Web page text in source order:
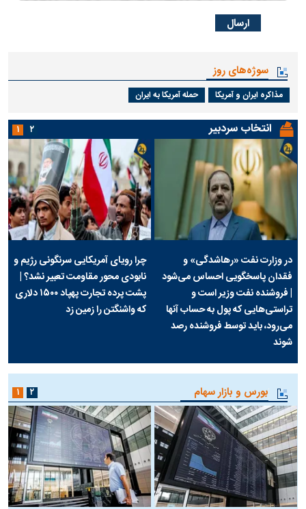
سوژه‌های روز
مذاکره ایران و آمریکا حمله آمریکا به ایران
انتخاب سردبیر
در وزارت نفت «رهاشدگی» و
فقدان پاسخگویی احساس می‌شود
| فروشنده نفت وزیر است و
تراستی‌هایی که پول به حساب آنها
می‌رود، باید توسط فروشنده رصد
شوند
چرا رویای آمریکایی سرنگونی رژیم و
نابودی محور مقاومت تعبیر نشد؟ |
پشت پرده تجارت پهپاد‌ ۱۵۰۰ دلاری
که واشنگتن را زمین زد
۱ ۲
بورس و بازار سهام ۱ ۲